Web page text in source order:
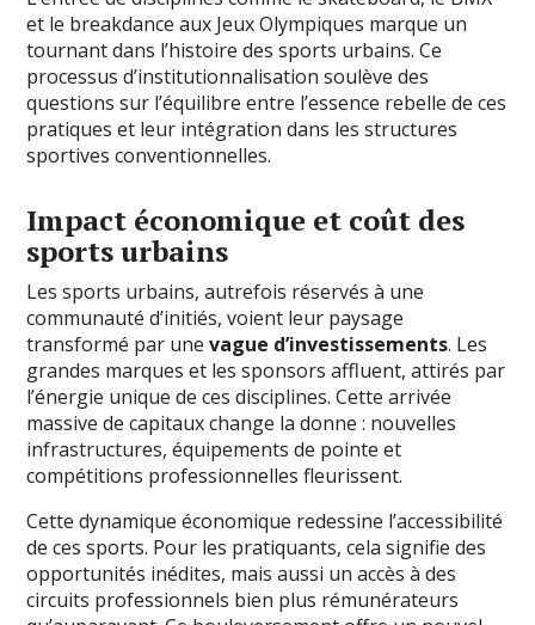
et le breakdance aux Jeux Olympiques marque un
tournant dans l’histoire des sports urbains. Ce
processus d’institutionnalisation soulève des
questions sur l’équilibre entre l’essence rebelle de ces
pratiques et leur intégration dans les structures
sportives conventionnelles.
Impact économique et coût des
sports urbains
Les sports urbains, autrefois réservés à une
communauté d’initiés, voient leur paysage
transformé par unevague d’investissements. Les
grandes marques et les sponsors affluent, attirés par
l’énergie unique de ces disciplines. Cette arrivée
massive de capitaux change la donne : nouvelles
infrastructures, équipements de pointe et
compétitions professionnelles fleurissent.
Cette dynamique économique redessine l’accessibilité
de ces sports. Pour les pratiquants, cela signifie des
opportunités inédites, mais aussi un accès à des
circuits professionnels bien plus rémunérateurs